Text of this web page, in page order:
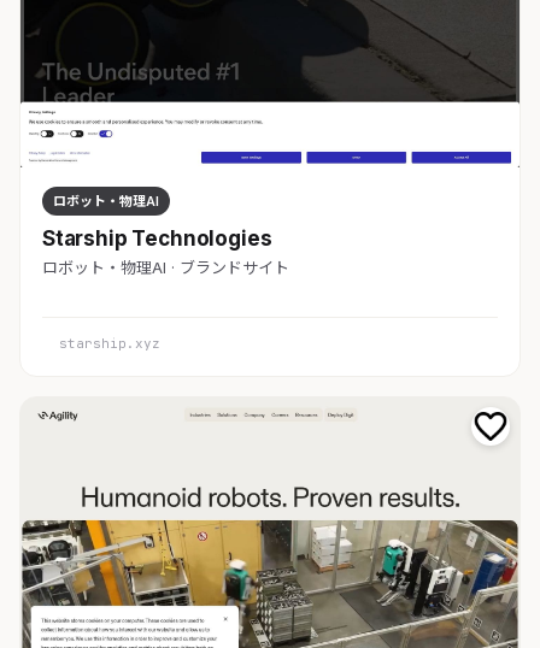
ロボット・物理AI
Starship Technologies
ロボット・物理AI · ブランドサイト
starship.xyz